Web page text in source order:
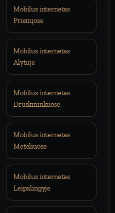
Mobilus internetas
Prienųose
Mobilus internetas
Alytuje
Mobilus internetas
Druskininkuose
Mobilus internetas
Meteliuose
Mobilus internetas
Leipalingyje